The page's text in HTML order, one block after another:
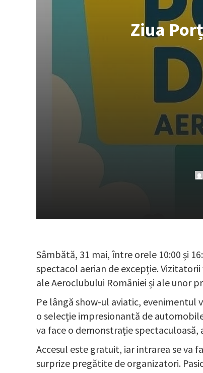
Ziua
Sâmbătă, 31 mai, între orele 10:00 și
spectacol aerian de excepție.
ale Aeroclubului României și ale unor
Pe lângă show-ul aviatic, evenimentul
o selecție impresionantă de
va face o demonstrație
Accesul este gratuit, iar intrarea se va
surprize pregătite de organizatori.